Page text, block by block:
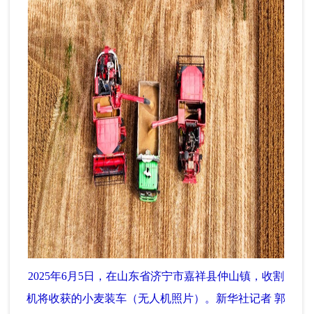
2025年6月5日，在山东省济宁市嘉祥县仲山镇，收割
机将收获的小麦装车（无人机照片）。新华社记者 郭